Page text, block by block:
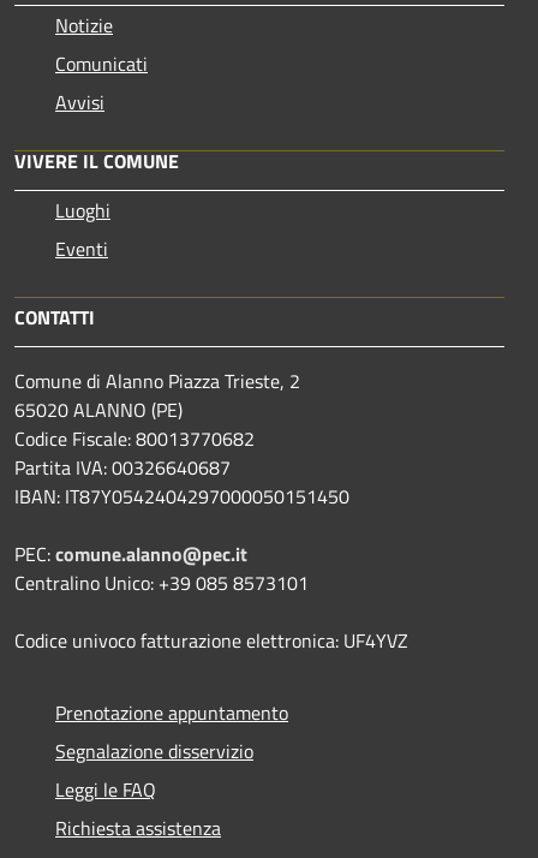
Notizie
Comunicati
Avvisi
VIVERE IL COMUNE
Luoghi
Eventi
CONTATTI
Comune di Alanno Piazza Trieste, 2
65020 ALANNO (PE)
Codice Fiscale: 80013770682
Partita IVA: 00326640687
IBAN: IT87Y0542404297000050151450
PEC:comune.alanno@pec.it
Centralino Unico: +39 085 8573101
Codice univoco fatturazione elettronica: UF4YVZ
Prenotazione appuntamento
Segnalazione disservizio
Leggi le FAQ
Richiesta assistenza